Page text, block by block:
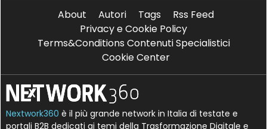
About Autori Tags
Rss Feed
Privacy e Cookie Policy
Terms&Conditions Contenuti Specialistici
Cookie Center
Nextwork360 è il più grande network in Italia di testate e
portali B2B dedicati ai temi della Trasformazione Digitale e